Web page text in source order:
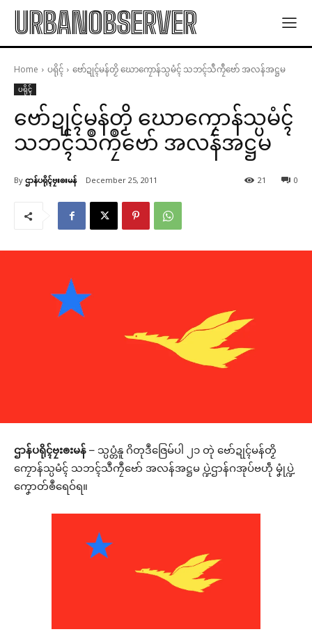
URBANOBSERVER
Home ပရိုၚ် ဗော်ဍုၚ်မန်တၟိ ဃောကၠောန်သ္ပမံၚ် သဘၚ်သဳကၠဳဗော် အလန်အဋ္ဌမ
ပရိုၚ်
ဗော်ဍုၚ်မန်တၟိ ဃောကၠောန်သ္ပမံၚ်
သဘၚ်သဳကၠဳဗော် အလန်အဋ္ဌမ
By ဌာန်ပရိုၚ်ဗၠးၜးမန် December 25, 2011 0
21
ဌာန်ပရိုၚ်ဗၠးၜးမန် – သ္ပပ္တံနူ ဂိတုဒဳဇြေမ်ပါ ၂၁ တုဲ ဗော်ဍုၚ်မန်တၟိ
ကၠောန်သ္ပမံၚ် သဘၚ်သဳကၠဳဗော် အလန်အဋ္ဌမ ပ္ဍဲဌာန်ဂအုပ်ဗဟဵု မၞုံပ္ဍဲ
ကၞောတ်ၜဳရေဝ်ရ။